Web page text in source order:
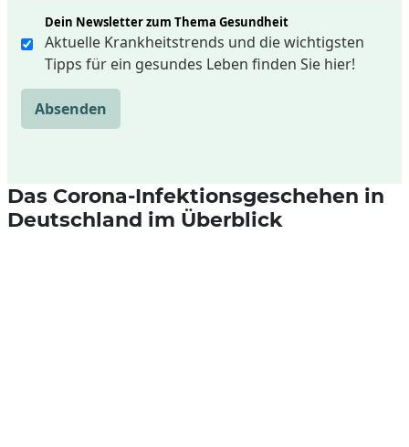
Dein Newsletter zum Thema Gesundheit
Aktuelle Krankheitstrends und die wichtigsten
Tipps für ein gesundes Leben finden Sie hier!
Absenden
Das Corona-Infektionsgeschehen in
Deutschland im Überblick